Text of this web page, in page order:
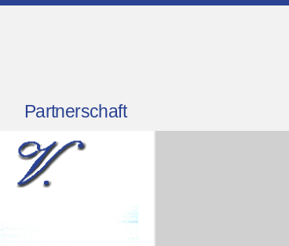
Partnerschaft